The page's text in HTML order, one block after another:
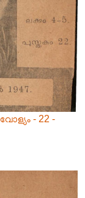
- 22 -